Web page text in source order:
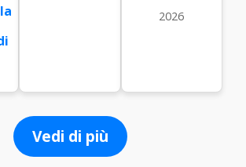
2026
Vedi di più